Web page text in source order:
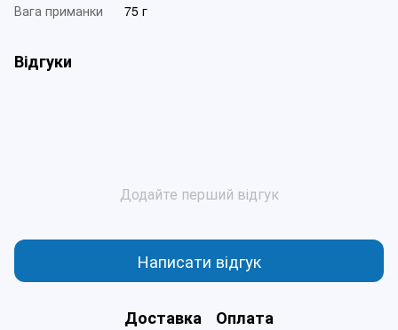
Вага приманки
75 г
Відгуки
Додайте перший відгук
Написати відгук
Доставка Оплата